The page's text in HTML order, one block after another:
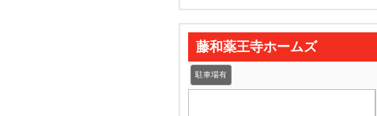
藤和薬王寺ホームズ
駐車場有